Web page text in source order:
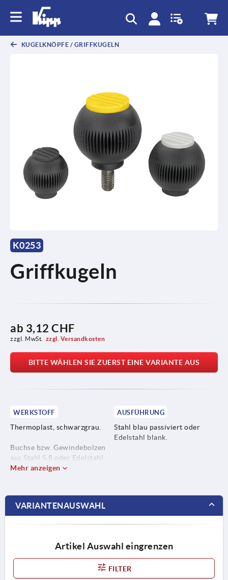
KUGELKNÖPFE / GRIFFKUGELN
K0253
Griffkugeln
ab 3,12 CHF
zzgl. MwSt. zzgl. Versandkosten
BITTE WÄHLEN SIE ZUERST EINE VARIANTE AUS
WERKSTOFF
Thermoplast, schwarzgrau.
Buchse bzw. Gewindebolzen
aus Stahl 5.8 oder Edelstahl
1.4305.
AUSFÜHRUNG
Stahl blau passiviert oder
Edelstahl blank.
Mehr anzeigen
VARIANTENAUSWAHL
Artikel Auswahl eingrenzen
FILTER